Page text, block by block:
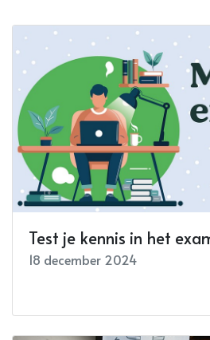
Test je kennis in het
18 december 2024